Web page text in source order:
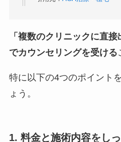
「複数のクリニックに直
でカウンセリングを受ける
特に以下の4つのポイント
ょう。
1. 料金と施術内容をし